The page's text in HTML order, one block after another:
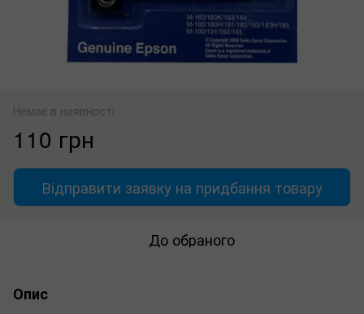
Немає в наявності
110 грн
Відправити заявку на придбання товару
До обраного
Опис